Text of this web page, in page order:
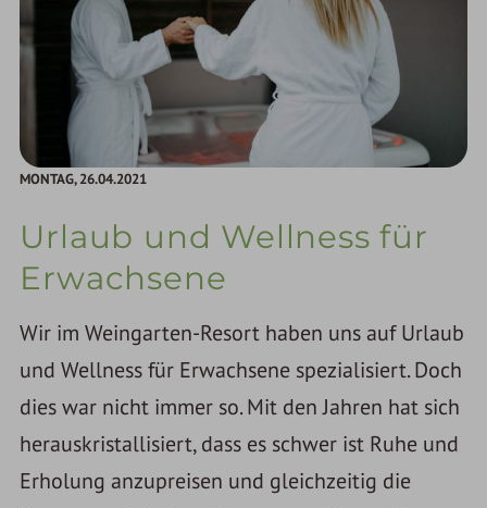
MONTAG,26.04.2021
Urlaub und Wellness für
Erwachsene
Wir im Weingarten-Resort haben uns auf Urlaub
und Wellness für Erwachsene spezialisiert. Doch
dies war nicht immer so. Mit den Jahren hat sich
herauskristallisiert, dass es schwer ist Ruhe und
Erholung anzupreisen und gleichzeitig die